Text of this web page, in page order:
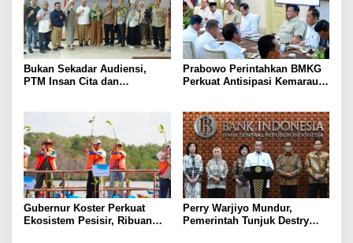
Bukan Sekadar Audiensi,
PTM Insan Cita dan
Prabowo Perintahkan BMKG
Perkuat Antisipasi Kemarau
Gubernur Koster Perkuat
Ekosistem Pesisir, Ribuan
Perry Warjiyo Mundur,
Pemerintah Tunjuk Destry